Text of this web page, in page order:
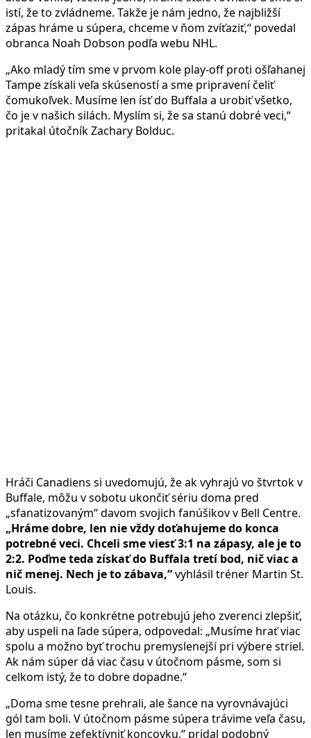
istí, že to zvládneme. Takže je nám jedno, že najbližší
zápas hráme u súpera, chceme v ňom zvíťaziť,“ povedal
obranca Noah Dobson podľa webu NHL.
„Ako mladý tím sme v prvom kole play-off proti ošľahanej
Tampe získali veľa skúseností a sme pripravení čeliť
čomukoľvek. Musíme len ísť do Buffala a urobiť všetko,
čo je v našich silách. Myslím si, že sa stanú dobré veci,“
pritakal útočník Zachary Bolduc.
Hráči Canadiens si uvedomujú, že ak vyhrajú vo štvrtok v
Buffale, môžu v sobotu ukončiť sériu doma pred
„sfanatizovaným“ davom svojich fanúšikov v Bell Centre.
„Hráme dobre, len nie vždy doťahujeme do konca
potrebné veci. Chceli sme viesť 3:1 na zápasy, ale je to
2:2. Poďme teda získať do Buffala tretí bod, nič viac a
nič menej. Nech je to zábava,“vyhlásil tréner Martin St.
Louis.
Na otázku, čo konkrétne potrebujú jeho zverenci zlepšiť,
aby uspeli na ľade súpera, odpovedal: „Musíme hrať viac
spolu a možno byť trochu premyslenejší pri výbere striel.
Ak nám súper dá viac času v útočnom pásme, som si
celkom istý, že to dobre dopadne.“
„Doma sme tesne prehrali, ale šance na vyrovnávajúci
gól tam boli. V útočnom pásme súpera trávime veľa času,
len musíme zefektívniť koncovku,“ pridal podobný